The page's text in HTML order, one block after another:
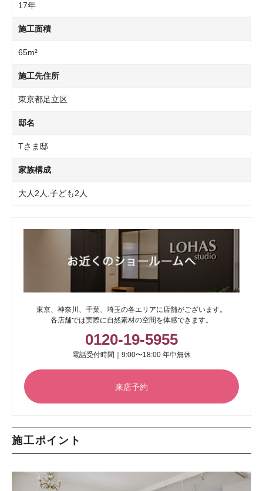
17年
施工面積
65m²
施工先住所
東京都足立区
邸名
Tさま邸
家族構成
大人2人,子ども2人
東京、神奈川、千葉、埼玉の各エリアに店舗がございます。
各店舗では実際に自然素材の空間を体感できます。
0120-19-5955
電話受付時間｜9:00〜18:00 年中無休
来店予約
施工ポイント